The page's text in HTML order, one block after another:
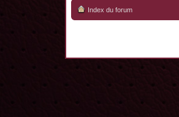
Index du forum